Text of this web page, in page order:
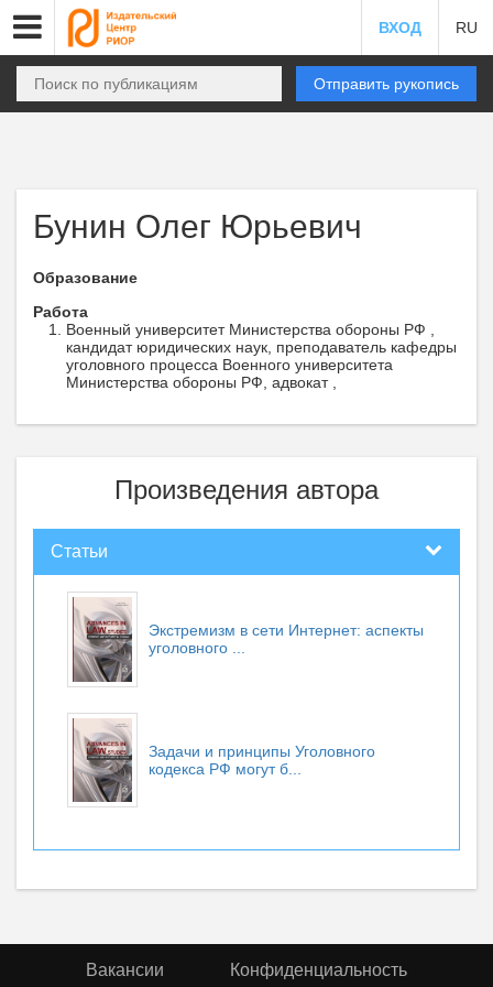
ВХОД RU
Отправить рукопись
Бунин Олег Юрьевич
Образование
Работа
Военный университет Министерства обороны РФ ,
кандидат юридических наук, преподаватель кафедры
уголовного процесса Военного университета
Министерства обороны РФ, адвокат ,
Произведения автора
Статьи
Экстремизм в сети Интернет: аспекты
уголовного ...
Задачи и принципы Уголовного
кодекса РФ могут б...
Вакансии Конфиденциальность